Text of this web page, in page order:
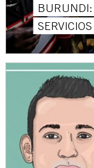
BURUNDI: